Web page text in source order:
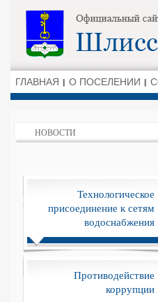
ГЛАВНАЯ О ПОСЕЛЕНИИ
НОВОСТИ
Технологическое
присоединение к сетям
водоснабжения
Противодействие
коррупции